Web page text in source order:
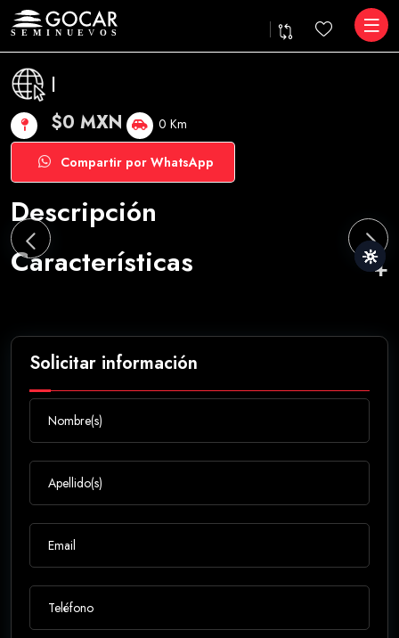
|
$0 MXN 0 Km
Compartir por WhatsApp
Descripción
Características
Solicitar información